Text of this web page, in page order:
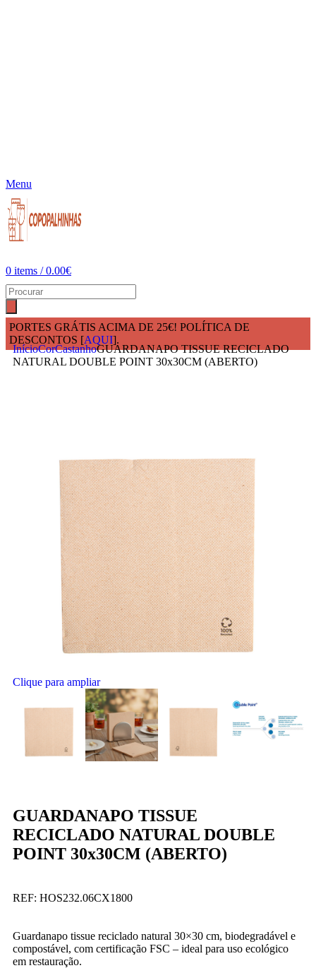
Menu
0 items / 0.00€
PORTES GRÁTIS ACIMA DE 25€! POLÍTICA DE
DESCONTOS [AQUI].
InícioCorCastanhoGUARDANAPO TISSUE RECICLADO
NATURAL DOUBLE POINT 30x30CM (ABERTO)
Clique para ampliar
GUARDANAPO TISSUE
RECICLADO NATURAL DOUBLE
POINT 30x30CM (ABERTO)
REF: HOS232.06CX1800
Guardanapo tissue reciclado natural 30×30 cm, biodegradável e
compostável, com certificação FSC – ideal para uso ecológico
em restauração.